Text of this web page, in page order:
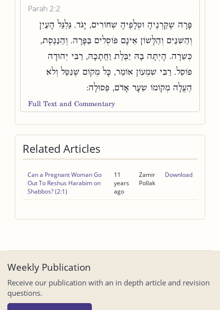
Parah 2:2
פָּרָה שֶׁקַּרְנֶיהָ וּטְלָפֶיהָ שְׁחוֹרִים, יָגֹד. גַּלְגַּל הָעַיִן
וְהַשִּׁנַּיִם וְהַלָּשׁוֹן אֵינָם פּוֹסְלִים בַּפָּרָה. וְהַנַּנֶּסֶת,
כְּשֵׁרָה. הָיְתָה בָהּ יַבֶּלֶת וַחֲתָכָהּ, רַבִּי יְהוּדָה
פוֹסֵל. רַבִּי שִׁמְעוֹן אוֹמֵר, כָּל מְקוֹם שֶׁנִּטַּל וְלֹא
הֶעֱלָה מְקוֹמוֹ שֵׂעָר אָדֹם, פְּסוּלָה:
Full Text and Commentary
Related Articles
Can a Pregnant Woman Go
Out To Reshus Harabim on
Shabbos? (2:1)
11
years
ago
Zamir
Pollak
Download
Weekly Publication
Receive our publication with an in depth article and revision
questions.